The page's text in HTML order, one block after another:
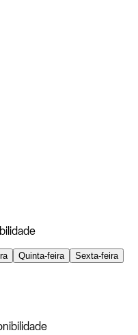
Quinta-feira
Sexta-feira